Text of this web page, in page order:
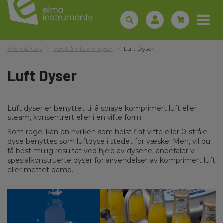
Viten & Kurs Verdt å vite om dyser Luft Dyser
Luft Dyser
Luft dyser er benyttet til å spraye komprimert luft eller
steam, konsentrert eller i en vifte form.
Som regel kan en hvilken som helst flat vifte eller 0-stråle
dyse benyttes som luftdyse i stedet for væske. Men, vil du
få best mulig resultat ved hjelp av dysene, anbefaler vi
spesialkonstruerte dyser for anvendelser av komprimert luft
eller mettet damp.